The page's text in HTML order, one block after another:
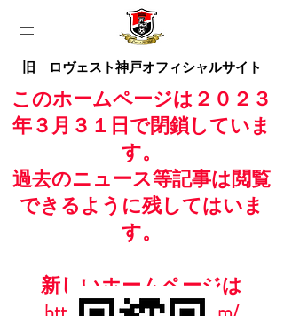
旧 ロヴェスト神戸オフィシャルサイト
このホームページは２０２３
年３月３１日で閉鎖していま
す。
過去のニュース等記事は閲覧
できるように残してはいま
す。
新しいホームページは